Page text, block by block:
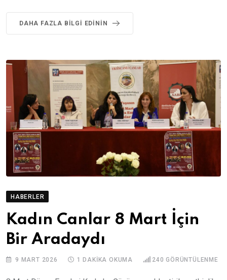
DAHA FAZLA BILGI EDININ
HABERLER
Kadın Canlar 8 Mart İçin
Bir Aradaydı
9 MART 2026 1 DAKIKA OKUMA 240 GÖRÜNTÜLENME